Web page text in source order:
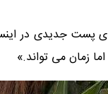
پست جدیدی در
زمان می تواند.»